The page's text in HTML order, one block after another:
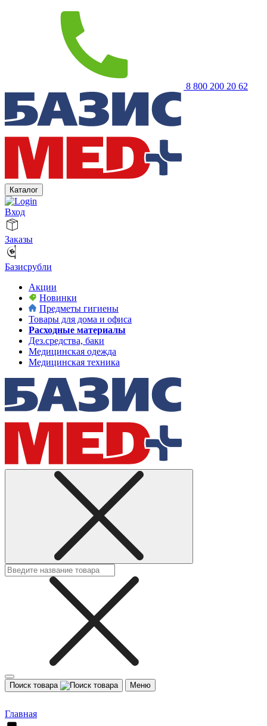
8 800 200 20 62
Каталог
Вход
Заказы
Базисрубли
Акции
Новинки
Предметы гигиены
Товары для дома и офиса
Расходные материалы
Дез.средства, баки
Медицинская одежда
Медицинская техника
Поиск товара Меню
Главная